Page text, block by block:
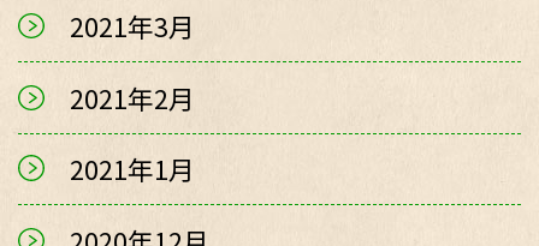
2021年3月
2021年2月
2021年1月